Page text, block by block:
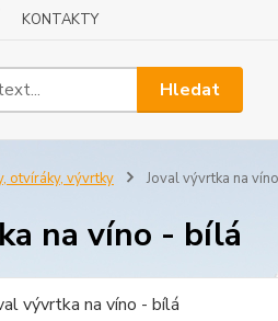
KONTAKTY
Hledat
otvíráky, vývrtky Joval vývrtka na
na víno - bílá